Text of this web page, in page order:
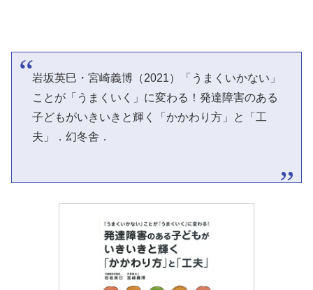
岩坂英巳・宮崎義博（2021）「うまくいかない」
ことが「うまくいく」に変わる！発達障害のある
子どもがいきいきと輝く「かかわり方」と「工
夫」．幻冬舎．